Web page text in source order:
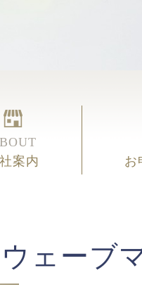
案内
お
ェーブ